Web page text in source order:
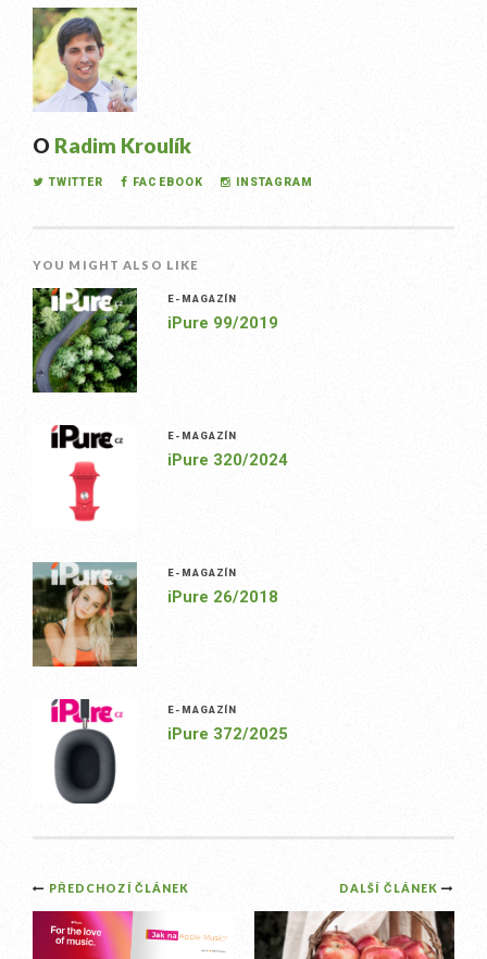
O Radim Kroulík
TWITTER FACEBOOK INSTAGRAM
YOU MIGHT ALSO LIKE
E-MAGAZÍN
iPure 99/2019
E-MAGAZÍN
iPure 320/2024
E-MAGAZÍN
iPure 26/2018
E-MAGAZÍN
iPure 372/2025
Post
navigation
DALŠÍ ČLÁNEK
PŘEDCHOZÍ ČLÁNEK